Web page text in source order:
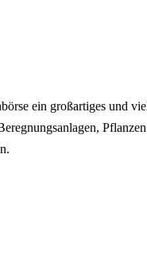
ein großartiges und